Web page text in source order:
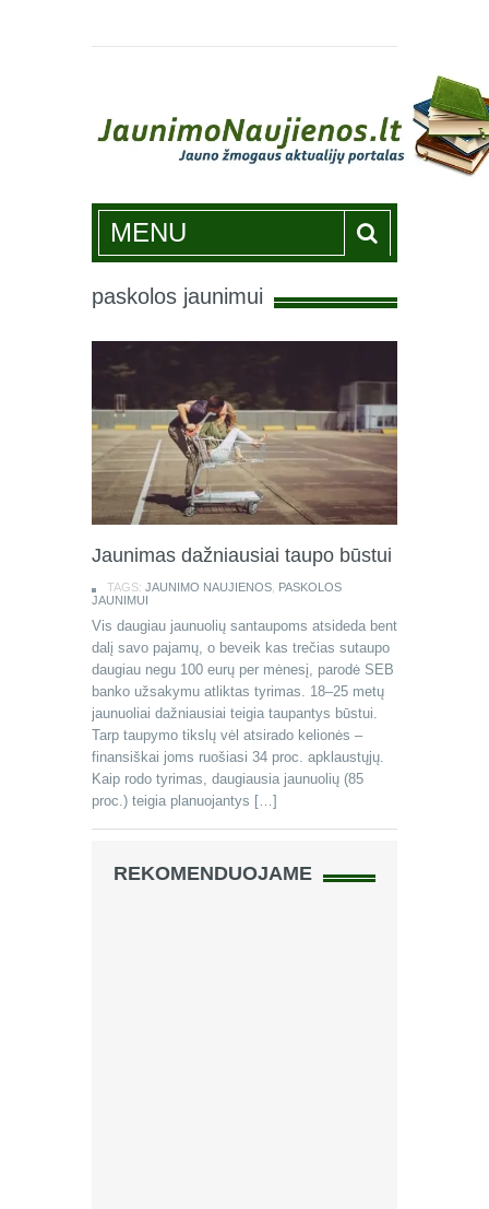
Jaunimonaujienos.lt
MENU
paskolos jaunimui
Jaunimas dažniausiai taupo būstui
TAGS: JAUNIMO NAUJIENOS PASKOLOS
JAUNIMUI
Vis daugiau jaunuolių santaupoms atsideda bent
dalį savo pajamų, o beveik kas trečias sutaupo
daugiau negu 100 eurų per mėnesį, parodė SEB
banko užsakymu atliktas tyrimas. 18–25 metų
jaunuoliai dažniausiai teigia taupantys būstui.
Tarp taupymo tikslų vėl atsirado kelionės –
finansiškai joms ruošiasi 34 proc. apklaustųjų.
Kaip rodo tyrimas, daugiausia jaunuolių (85
proc.) teigia planuojantys […]
REKOMENDUOJAME